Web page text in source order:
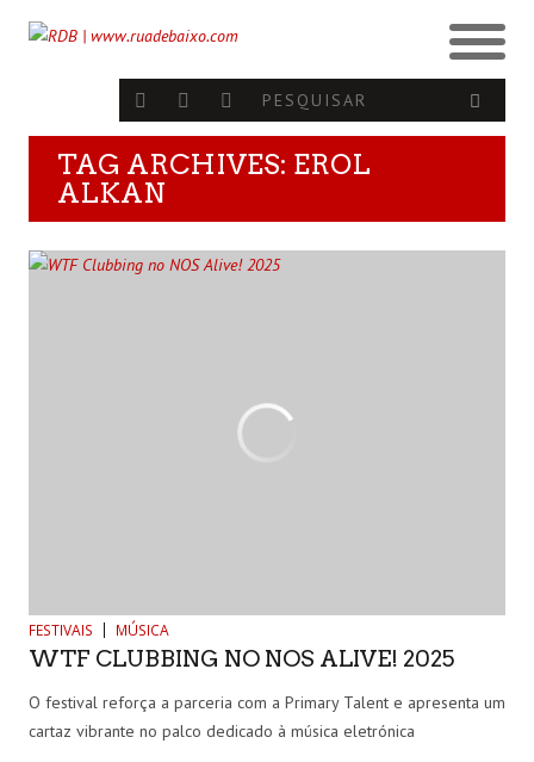
TAG ARCHIVES: EROL
ALKAN
FESTIVAIS MÚSICA
WTF CLUBBING NO NOS ALIVE! 2025
O festival reforça a parceria com a Primary Talent e apresenta um
cartaz vibrante no palco dedicado à música eletrónica